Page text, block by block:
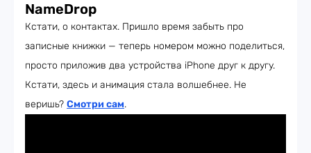
NameDrop
Кстати, о контактах. Пришло время забыть про
записные книжки — теперь номером можно поделиться,
просто приложив два устройства iPhone друг к другу.
Кстати, здесь и анимация стала волшебнее. Не
веришь? Смотри сам.